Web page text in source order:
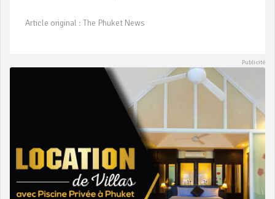
Article original : The Phuket News